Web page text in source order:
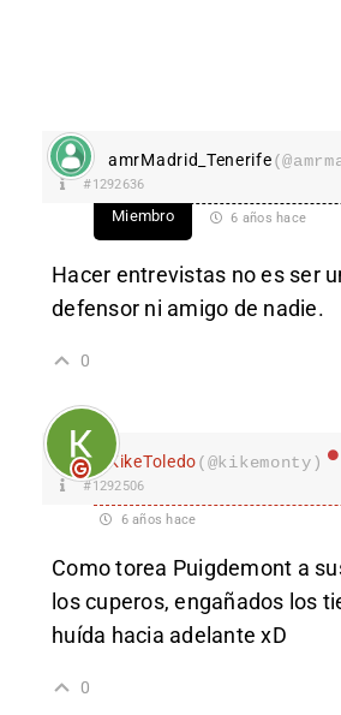
amrMadrid_Tenerife
#1292636
Miembro 6 años hace
Hacer entrevistas no es ser
defensor ni amigo de nadie.
0
KikeToledo(@kikemonty)
#1292506
6 años hace
Como torea Puigdemont a
los cuperos, engañados los
huída hacia adelante xD
0